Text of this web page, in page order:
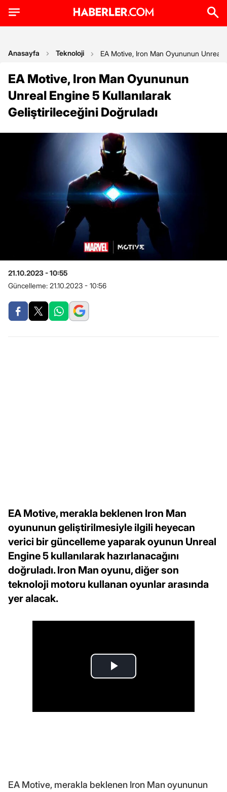
Anasayfa Teknoloji EA Motive, Iron Man Oyununun Unreal
EA Motive, Iron Man Oyununun
Unreal Engine 5 Kullanılarak
Geliştirileceğini Doğruladı
21.10.2023 - 10:55
Güncelleme: 21.10.2023 - 10:56
EA Motive, merakla beklenen Iron Man
oyununun geliştirilmesiyle ilgili heyecan
verici bir güncelleme yaparak oyunun Unreal
Engine 5 kullanılarak hazırlanacağını
doğruladı. Iron Man oyunu, diğer son
teknoloji motoru kullanan oyunlar arasında
yer alacak.
EA Motive, merakla beklenen Iron Man oyununun